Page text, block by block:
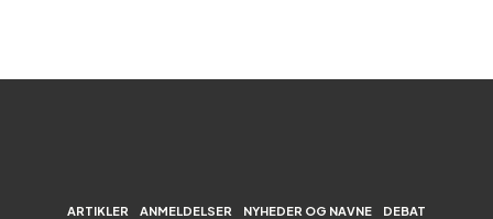
ARTIKLER ANMELDELSER NYHEDER OG NAVNE DEBAT